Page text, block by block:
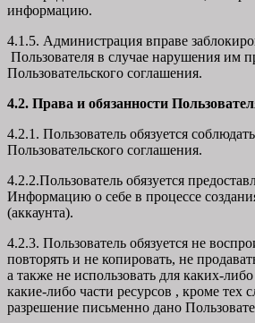
информацию.
4.1.5. Администрация вправе
Пользователя в случае нарушения им
Пользовательского соглашения.
4.2. Права и обязанности
4.2.1. Пользователь обязуется
Пользовательского соглашения.
4.2.2.Пользователь обязуется
Информацию о себе в процессе
(аккаунта).
4.2.3. Пользователь обязуется не
повторять и не копировать, не
а также не использовать для каких-
какие-либо части ресурсов , кроме тех
разрешение письменно дано